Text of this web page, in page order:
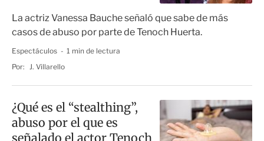
La actriz Vanessa Bauche señaló que sabe de más
casos de abuso por parte de Tenoch Huerta.
Espectáculos
1 min de lectura
Por: J. Villarello
¿Qué es el “stealthing”,
abuso por el que es
señalado el actor Tenoch